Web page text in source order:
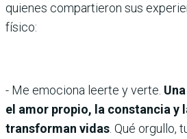
quienes compartieron sus
físico:
- Me emociona leerte y verte.
el amor propio, la constancia y
transforman vidas. Qué orgullo,